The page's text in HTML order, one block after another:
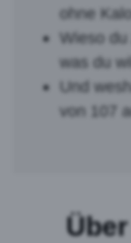
ohne
Wieso du
was du
Und
von 107